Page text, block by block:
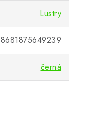
Lustry
8681875649239
černá